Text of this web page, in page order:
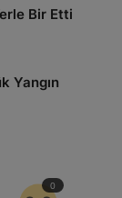
Bir Etti
Yangın
0